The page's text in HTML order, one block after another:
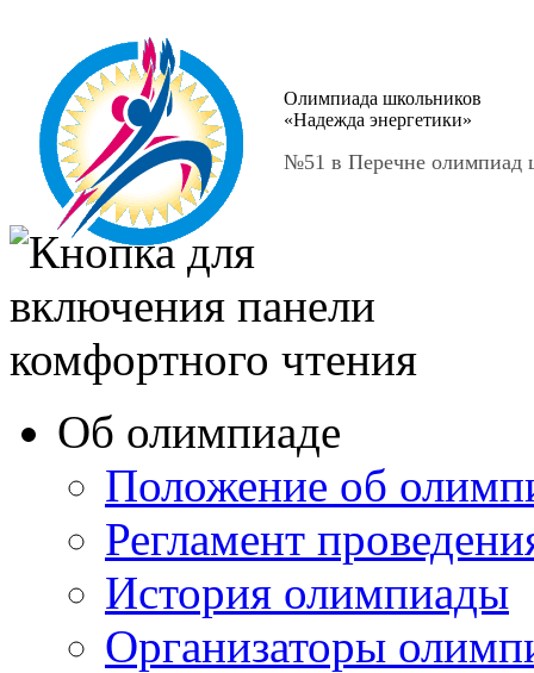
Олимпиада школьников
«Надежда энергетики»
№51 в Перечне олимпиад
Об олимпиаде
Положение об
Регламент
История олимпиады
Организаторы